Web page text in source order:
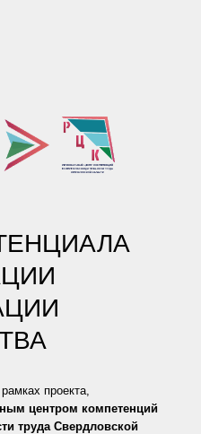
проекта,
центром компетенций
труда Свердловской